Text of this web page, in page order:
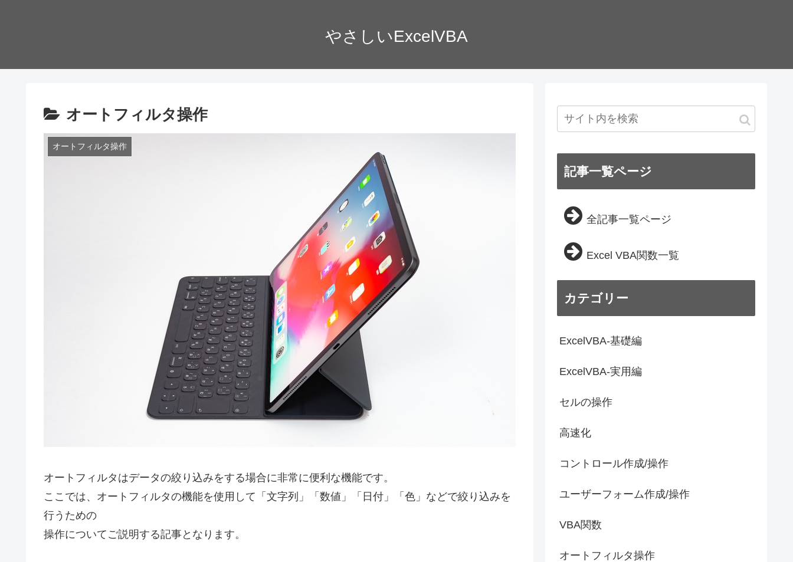
やさしいExcelVBA
オートフィルタ操作
オートフィルタ操作
オートフィルタはデータの絞り込みをする場合に非常に便利な機能です。
ここでは、オートフィルタの機能を使用して「文字列」「数値」「日付」「色」などで絞り込みを
行うための
操作についてご説明する記事となります。
記事一覧ページ
全記事一覧ページ
Excel VBA関数一覧
カテゴリー
ExcelVBA-基礎編
ExcelVBA-実用編
セルの操作
高速化
コントロール作成/操作
ユーザーフォーム作成/操作
VBA関数
オートフィルタ操作